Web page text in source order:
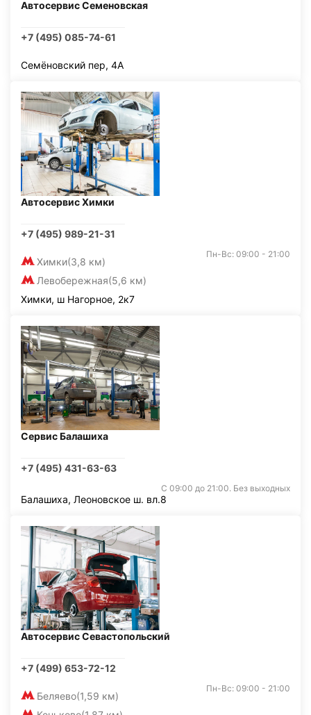
Автосервис Семеновская
+7 (495) 085-74-61
Семёновский пер, 4А
Автосервис Химки
+7 (495) 989-21-31
Химки(3,8 км)
Левобережная(5,6 км)
Пн-Вс: 09:00 - 21:00
Химки, ш Нагорное, 2к7
Сервис Балашиха
+7 (495) 431-63-63
С 09:00 до 21:00. Без выходных
Балашиха, Леоновское ш. вл.8
Автосервис Севастопольский
+7 (499) 653-72-12
Беляево(1,59 км)
Пн-Вс: 09:00 - 21:00